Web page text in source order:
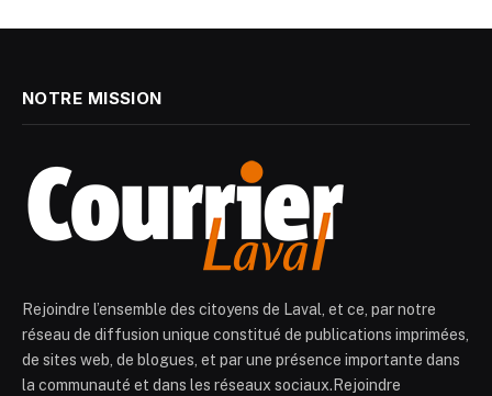
NOTRE MISSION
Rejoindre l’ensemble des citoyens de Laval, et ce, par notre
réseau de diffusion unique constitué de publications imprimées,
de sites web, de blogues, et par une présence importante dans
la communauté et dans les réseaux sociaux.Rejoindre